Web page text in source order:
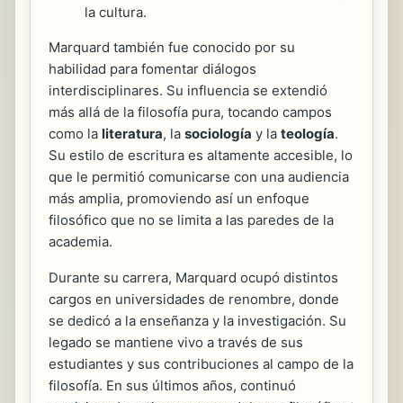
la cultura.
Marquard también fue conocido por su
habilidad para fomentar diálogos
interdisciplinares. Su influencia se extendió
más allá de la filosofía pura, tocando campos
como la literatura, la sociología y la teología.
Su estilo de escritura es altamente accesible, lo
que le permitió comunicarse con una audiencia
más amplia, promoviendo así un enfoque
filosófico que no se limita a las paredes de la
academia.
Durante su carrera, Marquard ocupó distintos
cargos en universidades de renombre, donde
se dedicó a la enseñanza y la investigación. Su
legado se mantiene vivo a través de sus
estudiantes y sus contribuciones al campo de la
filosofía. En sus últimos años, continuó